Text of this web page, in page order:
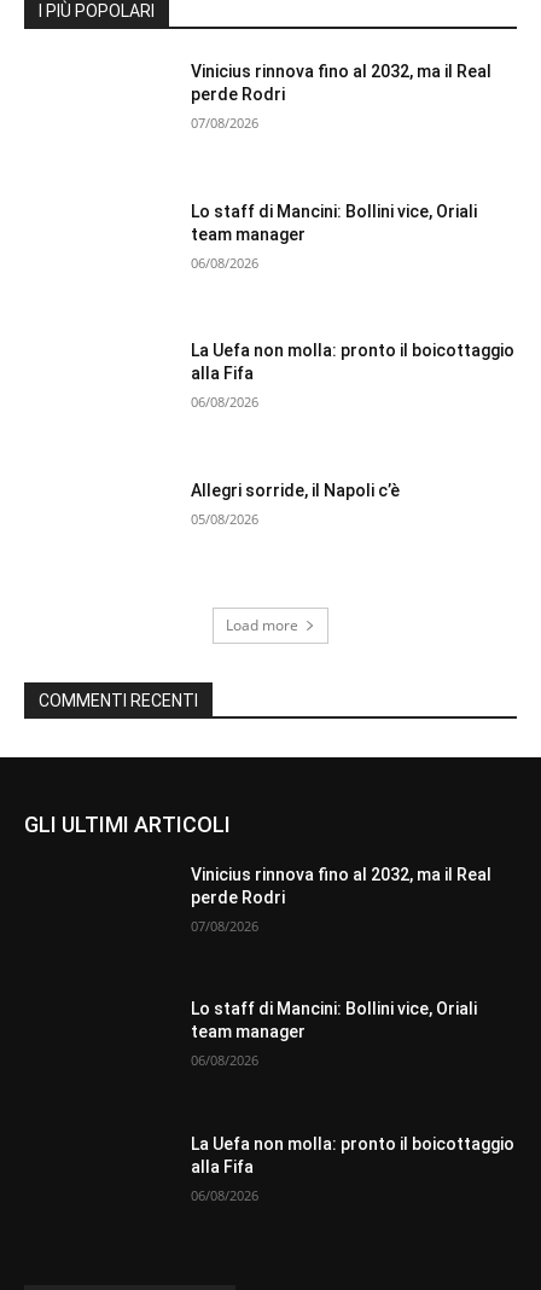
I PIÙ POPOLARI
Vinicius rinnova fino al 2032, ma il Real
perde Rodri
07/08/2026
Lo staff di Mancini: Bollini vice, Oriali
team manager
06/08/2026
La Uefa non molla: pronto il boicottaggio
alla Fifa
06/08/2026
Allegri sorride, il Napoli c’è
05/08/2026
Load more
COMMENTI RECENTI
GLI ULTIMI ARTICOLI
Vinicius rinnova fino al 2032, ma il Real
perde Rodri
07/08/2026
Lo staff di Mancini: Bollini vice, Oriali
team manager
06/08/2026
La Uefa non molla: pronto il boicottaggio
alla Fifa
06/08/2026